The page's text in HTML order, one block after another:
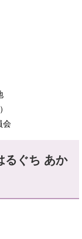
会
るぐち あか